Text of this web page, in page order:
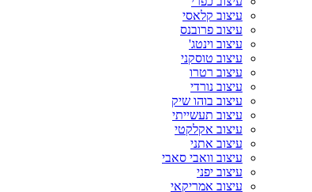
עיצוב קלאסי
עיצוב פרובנס
עיצוב וינטג'
עיצוב טוסקני
עיצוב רטרו
עיצוב נורדי
עיצוב בוהו שיק
עיצוב תעשייתי
עיצוב אקלקטי
עיצוב אתני
עיצוב וואבי סאבי
עיצוב יפני
עיצוב אמריקאי